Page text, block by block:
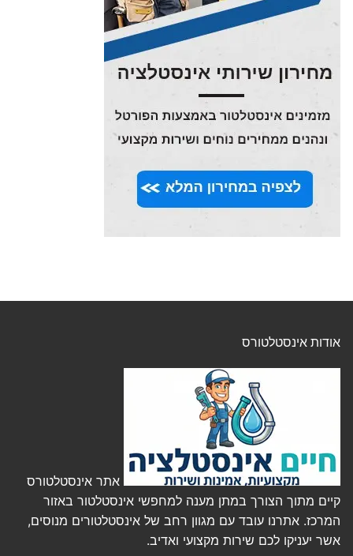
אודות אינסטלטורס
אתר אינסטלטורס
קיים מתוך הצורך במתן מענה למחפשי אינסטלטור באזור
המרכז. אתרנו עובד עם מגוון רחב של אינסטלטורים מנוסים,
אשר יעניקו לכם שירות מקצועי ואדיב.